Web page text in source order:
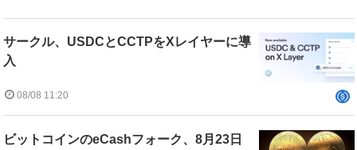
サークル、USDCとCCTPをXレイヤーに導
入
08/08 11:20
ビットコインのeCashフォーク、8月23日